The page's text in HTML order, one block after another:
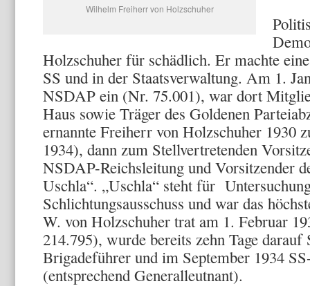
Wilhelm Freiherr von Holzschuher
Holzschuher für schädlich. Er machte
SS und in der Staatsverwaltung. Am 1.
NSDAP ein (Nr. 75.001), war dort
Haus sowie Träger des Goldenen
ernannte Freiherr von Holzschuher 1930
1934), dann zum Stellvertretenden
NSDAP-Reichsleitung und Vorsitzender
Uschla“. „Uschla“ steht für
Schlichtungsausschuss und war das
W. von Holzschuher trat am 1. Februar
214.795), wurde bereits zehn Tage
Brigadeführer und im September 1934
(entsprechend Generalleutnant).